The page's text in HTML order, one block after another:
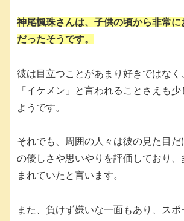
神尾楓珠さんは、子供の頃から非常
だったそうです。
彼は目立つことがあまり好きではなく
「イケメン」と言われることさえも
ようです。
それでも、周囲の人々は彼の見た目
の優しさや思いやりを評価しており、
まれていたと言います。
また、負けず嫌いな一面もあり、スポ